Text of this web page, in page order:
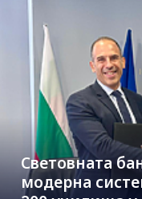
Световната
модерна